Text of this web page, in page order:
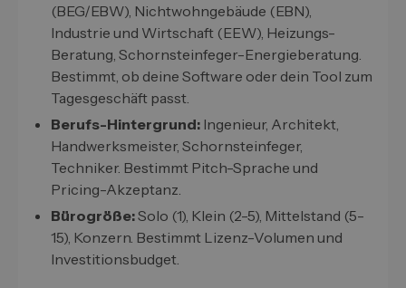
(BEG/EBW), Nichtwohngebäude (EBN),
Industrie und Wirtschaft (EEW), Heizungs-
Beratung, Schornsteinfeger-Energieberatung.
Bestimmt, ob deine Software oder dein Tool zum
Tagesgeschäft passt.
Berufs-Hintergrund: Ingenieur, Architekt,
Handwerksmeister, Schornsteinfeger,
Techniker. Bestimmt Pitch-Sprache und
Pricing-Akzeptanz.
Bürogröße:Solo (1), Klein (2-5), Mittelstand (5-
15), Konzern. Bestimmt Lizenz-Volumen und
Investitionsbudget.